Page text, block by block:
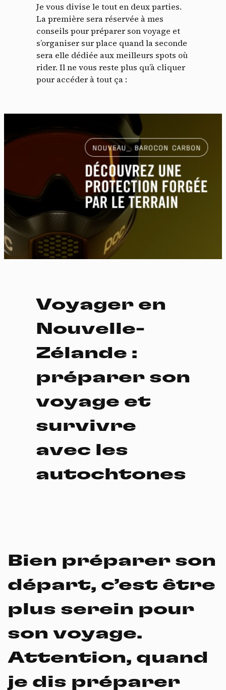
Je vous divise le tout en deux parties.
La première sera réservée à mes
conseils pour préparer son voyage et
s’organiser sur place quand la seconde
sera elle dédiée aux meilleurs spots où
rider. Il ne vous reste plus qu’à cliquer
pour accéder à tout ça :
Voyager en
Nouvelle-
Zélande :
préparer son
voyage et
survivre
avec les
autochtones
Bien préparer son
départ, c’est être
plus serein pour
son voyage.
Attention, quand
je dis préparer